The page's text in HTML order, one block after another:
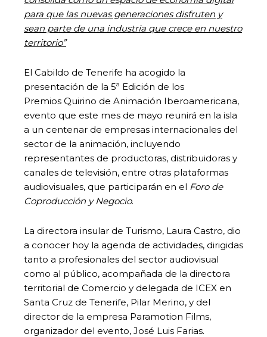
para que las nuevas generaciones disfruten y
sean parte de una industria que crece en nuestro
territorio”
El Cabildo de Tenerife ha acogido la
presentación de la 5ª Edición de los
Premios Quirino de Animación Iberoamericana,
evento que este mes de mayo reunirá en la isla
a un centenar de empresas internacionales del
sector de la animación, incluyendo
representantes de productoras, distribuidoras y
canales de televisión, entre otras plataformas
audiovisuales, que participarán en el Foro de
Coproducción y Negocio.
La directora insular de Turismo, Laura Castro, dio
a conocer hoy la agenda de actividades, dirigidas
tanto a profesionales del sector audiovisual
como al público, acompañada de la directora
territorial de Comercio y delegada de ICEX en
Santa Cruz de Tenerife, Pilar Merino, y del
director de la empresa Paramotion Films,
organizador del evento, José Luis Farias.